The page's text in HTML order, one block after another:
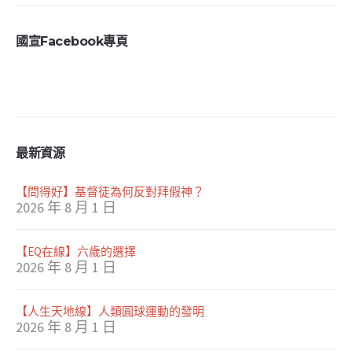
國宣Facebook專頁
最新資源
【問得好】基督徒為何反對拜假神？
2026 年 8 月 1 日
【EQ在線】六歲的選擇
2026 年 8 月 1 日
【人生天地線】人類圓球運動的發明
2026 年 8 月 1 日